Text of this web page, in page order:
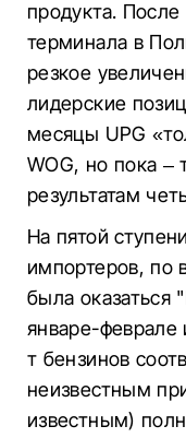
продукта.
терминала в
резкое
лидерские
месяцы UPG
WOG, но пока –
результатам
На пятой
импортеров, по
была оказаться
январе-феврале
т бензинов
неизвестным
известным)